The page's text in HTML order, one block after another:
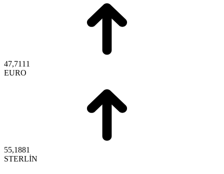
47,7111
EURO
55,1881
STERLİN